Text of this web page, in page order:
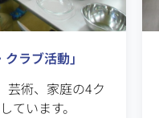
クラブ活動」
芸術、家庭の4ク
ています。